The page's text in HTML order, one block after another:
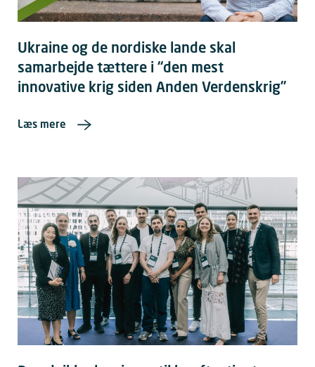
Ukraine og de nordiske lande skal
samarbejde tættere i “den mest
innovative krig siden Anden Verdenskrig”
Læs mere